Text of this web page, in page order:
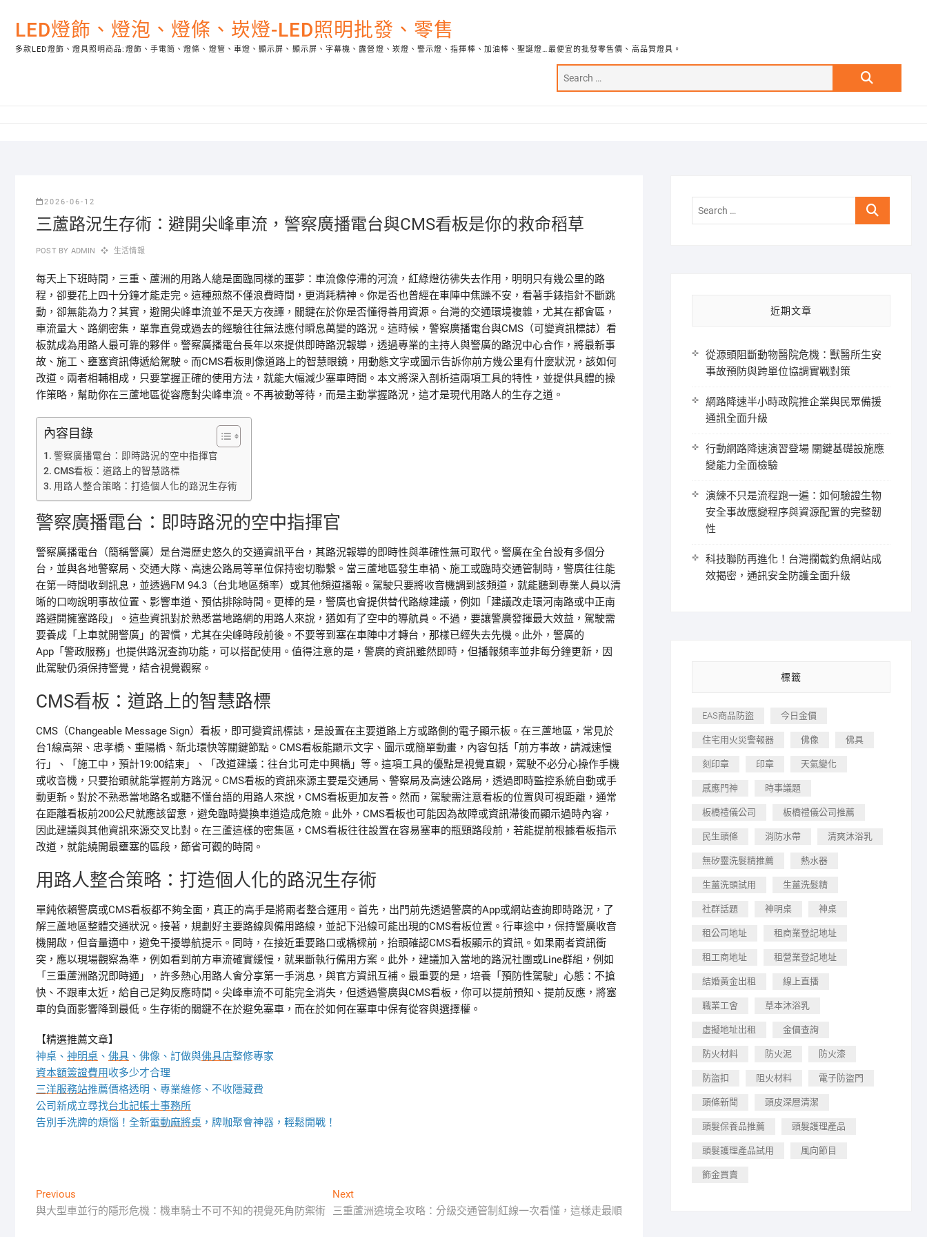
contentLED燈飾、燈泡、燈條、崁燈-LED照明批發、零售
多款LED燈飾、燈具照明商品:燈飾、手電筒、燈條、燈管、車燈、顯示屏、顯示屏、字幕機、露營燈、崁燈、警示燈、指揮棒、加油棒、聖誕燈…最便宜的批發零售價、高品質燈具。
Search
2026-06-12
三蘆路況生存術：避開尖峰車流，警察廣播電台與CMS看板是你的救命稻草
POST BY ADMIN 生活情報
每天上下班時間，三重、蘆洲的用路人總是面臨同樣的噩夢：車流像停滯的河流，紅綠燈彷彿失去作用，明明只有幾公里的路
程，卻要花上四十分鐘才能走完。這種煎熬不僅浪費時間，更消耗精神。你是否也曾經在車陣中焦躁不安，看著手錶指針不斷跳
動，卻無能為力？其實，避開尖峰車流並不是天方夜譚，關鍵在於你是否懂得善用資源。台灣的交通環境複雜，尤其在都會區，
車流量大、路網密集，單靠直覺或過去的經驗往往無法應付瞬息萬變的路況。這時候，警察廣播電台與CMS（可變資訊標誌）看
板就成為用路人最可靠的夥伴。警察廣播電台長年以來提供即時路況報導，透過專業的主持人與警廣的路況中心合作，將最新事
故、施工、壅塞資訊傳遞給駕駛。而CMS看板則像道路上的智慧眼鏡，用動態文字或圖示告訴你前方幾公里有什麼狀況，該如何
改道。兩者相輔相成，只要掌握正確的使用方法，就能大幅減少塞車時間。本文將深入剖析這兩項工具的特性，並提供具體的操
作策略，幫助你在三蘆地區從容應對尖峰車流。不再被動等待，而是主動掌握路況，這才是現代用路人的生存之道。
內容目錄
警察廣播電台：即時路況的空中指揮官
CMS看板：道路上的智慧路標
用路人整合策略：打造個人化的路況生存術
警察廣播電台：即時路況的空中指揮官
警察廣播電台（簡稱警廣）是台灣歷史悠久的交通資訊平台，其路況報導的即時性與準確性無可取代。警廣在全台設有多個分
台，並與各地警察局、交通大隊、高速公路局等單位保持密切聯繫。當三蘆地區發生車禍、施工或臨時交通管制時，警廣往往能
在第一時間收到訊息，並透過FM 94.3（台北地區頻率）或其他頻道播報。駕駛只要將收音機調到該頻道，就能聽到專業人員以清
晰的口吻說明事故位置、影響車道、預估排除時間。更棒的是，警廣也會提供替代路線建議，例如「建議改走環河南路或中正南
路避開擁塞路段」。這些資訊對於熟悉當地路網的用路人來說，猶如有了空中的導航員。不過，要讓警廣發揮最大效益，駕駛需
要養成「上車就開警廣」的習慣，尤其在尖峰時段前後。不要等到塞在車陣中才轉台，那樣已經失去先機。此外，警廣的
App「警政服務」也提供路況查詢功能，可以搭配使用。值得注意的是，警廣的資訊雖然即時，但播報頻率並非每分鐘更新，因
此駕駛仍須保持警覺，結合視覺觀察。
CMS看板：道路上的智慧路標
CMS（Changeable Message Sign）看板，即可變資訊標誌，是設置在主要道路上方或路側的電子顯示板。在三蘆地區，常見於
台1線高架、忠孝橋、重陽橋、新北環快等關鍵節點。CMS看板能顯示文字、圖示或簡單動畫，內容包括「前方事故，請減速慢
行」、「施工中，預計19:00結束」、「改道建議：往台北可走中興橋」等。這項工具的優點是視覺直觀，駕駛不必分心操作手機
或收音機，只要抬頭就能掌握前方路況。CMS看板的資訊來源主要是交通局、警察局及高速公路局，透過即時監控系統自動或手
動更新。對於不熟悉當地路名或聽不懂台語的用路人來說，CMS看板更加友善。然而，駕駛需注意看板的位置與可視距離，通常
在距離看板前200公尺就應該留意，避免臨時變換車道造成危險。此外，CMS看板也可能因為故障或資訊滯後而顯示過時內容，
因此建議與其他資訊來源交叉比對。在三蘆這樣的密集區，CMS看板往往設置在容易塞車的瓶頸路段前，若能提前根據看板指示
改道，就能繞開最壅塞的區段，節省可觀的時間。
用路人整合策略：打造個人化的路況生存術
單純依賴警廣或CMS看板都不夠全面，真正的高手是將兩者整合運用。首先，出門前先透過警廣的App或網站查詢即時路況，了
解三蘆地區整體交通狀況。接著，規劃好主要路線與備用路線，並記下沿線可能出現的CMS看板位置。行車途中，保持警廣收音
機開啟，但音量適中，避免干擾導航提示。同時，在接近重要路口或橋樑前，抬頭確認CMS看板顯示的資訊。如果兩者資訊衝
突，應以現場觀察為準，例如看到前方車流確實緩慢，就果斷執行備用方案。此外，建議加入當地的路況社團或Line群組，例如
「三重蘆洲路況即時通」，許多熱心用路人會分享第一手消息，與官方資訊互補。最重要的是，培養「預防性駕駛」心態：不搶
快、不跟車太近，給自己足夠反應時間。尖峰車流不可能完全消失，但透過警廣與CMS看板，你可以提前預知、提前反應，將塞
車的負面影響降到最低。生存術的關鍵不在於避免塞車，而在於如何在塞車中保有從容與選擇權。
【精選推薦文章】
神桌、 神明桌 、 佛具 、佛像、訂做與佛具店整修專家
資本額簽證費用收多少才合理
三洋服務站推薦價格透明、專業維修、不收隱藏費
公司新成立尋找台北記帳士事務所
告別手洗牌的煩惱！全新電動麻將桌 ，牌咖聚會神器，輕鬆開戰！
文
章
Previous
post:
與大型車並行的隱形危機：機車騎士不可不知的視覺死角防禦術
NextNext
post:
三重蘆洲遶境全攻略：分級交通管制紅線一次看懂，這樣走最順
Search
近期文章
從源頭阻斷動物醫院危機：獸醫所生安
事故預防與跨單位協調實戰對策
網路降速半小時政院推企業與民眾備援
通訊全面升級
行動網路降速演習登場 關鍵基礎設施應
變能力全面檢驗
演練不只是流程跑一遍：如何驗證生物
安全事故應變程序與資源配置的完整韌
性
科技聯防再進化！台灣攔截釣魚網站成
效揭密，通訊安全防護全面升級
標籤
EAS商品防盜 今日金價
住宅用火災警報器 佛像 佛具
刻印章 印章 天氣變化
感應門神 時事議題
板橋禮儀公司 板橋禮儀公司推薦
民生頭條 消防水帶 清爽沐浴乳
無矽靈洗髮精推薦 熱水器
生薑洗頭試用 生薑洗髮精
社群話題 神明桌 神桌
租公司地址 租商業登記地址
租工商地址 租營業登記地址
結婚黃金出租 線上直播
職業工會 草本沐浴乳
虛擬地址出租 金價查詢
防火材料 防火泥 防火漆
防盜扣 阻火材料 電子防盜門
頭條新聞 頭皮深層清潔
頭髮保養品推薦 頭髮護理產品
頭髮護理產品試用 風向節目
飾金買賣